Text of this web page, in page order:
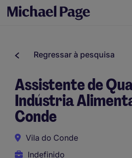
Regressar à pesquisa
Assistente de
Indústria
Conde
Vila do Conde
Indefinido